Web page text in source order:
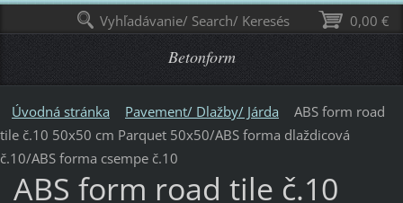
Betonform
Úvodná stránka Pavement/ Dlažby/ Járda
ABS form road
tile č.10 50х50 cm Parquet 50x50/ABS forma dlaždicová
č.10/ABS forma csempe č.10
ABS form road tile č.10
0,00 €
Vyhľadávanie/ Search/ Keresés